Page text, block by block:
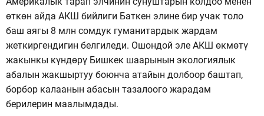
өткөн айда АКШ бийлиги Баткен элине бир учак толо
баш аягы 8 млн сомдук гуманитардык жардам
жеткиргендигин белгиледи. Ошондой эле АКШ өкмөтү
жакынкы күндөрү Бишкек шаарынын экологиялык
абалын жакшыртуу боюнча атайын долбоор баштап,
борбор калаанын абасын тазалоого жарадам
берилерин маалымдады.